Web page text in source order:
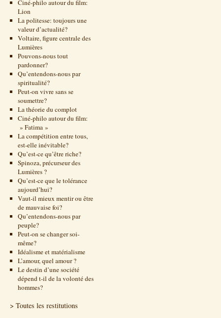
Ciné-philo autour du film:
Lion
La politesse: toujours une
valeur d’actualité?
Voltaire, figure centrale des
Lumières
Pouvons-nous tout
pardonner?
Qu’entendons-nous par
spiritualité?
Peut-on vivre sans se
soumettre?
La théorie du complot
Ciné-philo autour du film:
» Fatima »
La compétition entre tous,
est-elle inévitable?
Qu’est-ce qu’être riche?
Spinoza, précurseur des
Lumières ?
Qu’est-ce que le tolérance
aujourd’hui?
Vaut-il mieux mentir ou être
de mauvaise foi?
Qu’entendons-nous par
peuple?
Peut-on se changer soi-
même?
Idéalisme et matérialisme
L’amour, quel amour ?
Le destin d’une société
dépend t-il de la volonté des
hommes?
> Toutes les restitutions